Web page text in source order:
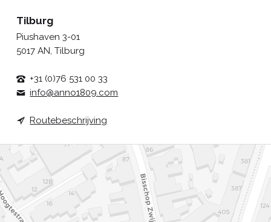
Tilburg
Piushaven 3-01
5017 AN, Tilburg
+31 (0)76 531 00 33
info@anno1809.com
Routebeschrijving